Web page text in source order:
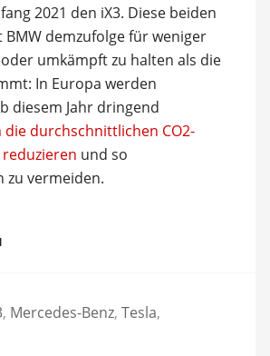
2021 den iX3. Diese beiden
BMW demzufolge für weniger
umkämpft zu halten als die
In Europa werden
diesem Jahr dringend
die durchschnittlichen CO2-
und so
zu vermeiden.
, Mercedes-Benz, Tesla,